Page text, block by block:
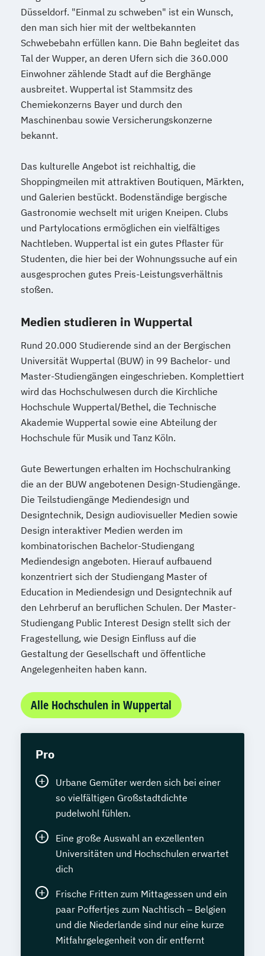
Düsseldorf. "Einmal zu schweben" ist ein Wunsch,
den man sich hier mit der weltbekannten
Schwebebahn erfüllen kann. Die Bahn begleitet das
Tal der Wupper, an deren Ufern sich die 360.000
Einwohner zählende Stadt auf die Berghänge
ausbreitet. Wuppertal ist Stammsitz des
Chemiekonzerns Bayer und durch den
Maschinenbau sowie Versicherungskonzerne
bekannt.
Das kulturelle Angebot ist reichhaltig, die
Shoppingmeilen mit attraktiven Boutiquen, Märkten,
und Galerien bestückt. Bodenständige bergische
Gastronomie wechselt mit urigen Kneipen. Clubs
und Partylocations ermöglichen ein vielfältiges
Nachtleben. Wuppertal ist ein gutes Pflaster für
Studenten, die hier bei der Wohnungssuche auf ein
ausgesprochen gutes Preis-Leistungsverhältnis
stoßen.
Medien studieren in Wuppertal
Rund 20.000 Studierende sind an der Bergischen
Universität Wuppertal (BUW) in 99 Bachelor- und
Master-Studiengängen eingeschrieben. Komplettiert
wird das Hochschulwesen durch die Kirchliche
Hochschule Wuppertal/Bethel, die Technische
Akademie Wuppertal sowie eine Abteilung der
Hochschule für Musik und Tanz Köln.
Gute Bewertungen erhalten im Hochschulranking
die an der BUW angebotenen Design-Studiengänge.
Die Teilstudiengänge Mediendesign und
Designtechnik, Design audiovisueller Medien sowie
Design interaktiver Medien werden im
kombinatorischen Bachelor-Studiengang
Mediendesign angeboten. Hierauf aufbauend
konzentriert sich der Studiengang Master of
Education in Mediendesign und Designtechnik auf
den Lehrberuf an beruflichen Schulen. Der Master-
Studiengang Public Interest Design stellt sich der
Fragestellung, wie Design Einfluss auf die
Gestaltung der Gesellschaft und öffentliche
Angelegenheiten haben kann.
Alle Hochschulen in Wuppertal
Pro
Urbane Gemüter werden sich bei einer
so vielfältigen Großstadtdichte
pudelwohl fühlen.
Eine große Auswahl an exzellenten
Universitäten und Hochschulen erwartet
dich
Frische Fritten zum Mittagessen und ein
paar Poffertjes zum Nachtisch – Belgien
und die Niederlande sind nur eine kurze
Mitfahrgelegenheit von dir entfernt